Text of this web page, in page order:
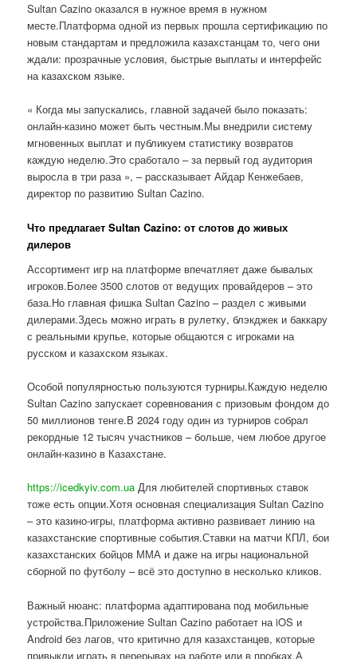
Sultan Cazino оказался в нужное время в нужном
месте.Платформа одной из первых прошла сертификацию по
новым стандартам и предложила казахстанцам то, чего они
ждали: прозрачные условия, быстрые выплаты и интерфейс
на казахском языке.
« Когда мы запускались, главной задачей было показать:
онлайн-казино может быть честным.Мы внедрили систему
мгновенных выплат и публикуем статистику возвратов
каждую неделю.Это сработало – за первый год аудитория
выросла в три раза », – рассказывает Айдар Кенжебаев,
директор по развитию Sultan Cazino.
Что предлагает Sultan Cazino: от слотов до живых
дилеров
Ассортимент игр на платформе впечатляет даже бывалых
игроков.Более 3500 слотов от ведущих провайдеров – это
база.Но главная фишка Sultan Cazino – раздел с живыми
дилерами.Здесь можно играть в рулетку, блэкджек и баккару
с реальными крупье, которые общаются с игроками на
русском и казахском языках.
Особой популярностью пользуются турниры.Каждую неделю
Sultan Cazino запускает соревнования с призовым фондом до
50 миллионов тенге.В 2024 году один из турниров собрал
рекордные 12 тысяч участников – больше, чем любое другое
онлайн-казино в Казахстане.
https://icedkyiv.com.ua Для любителей спортивных ставок
тоже есть опции.Хотя основная специализация Sultan Cazino
– это казино-игры, платформа активно развивает линию на
казахстанские спортивные события.Ставки на матчи КПЛ, бои
казахстанских бойцов ММА и даже на игры национальной
сборной по футболу – всё это доступно в несколько кликов.
Важный нюанс: платформа адаптирована под мобильные
устройства.Приложение Sultan Cazino работает на iOS и
Android без лагов, что критично для казахстанцев, которые
привыкли играть в перерывах на работе или в пробках.А